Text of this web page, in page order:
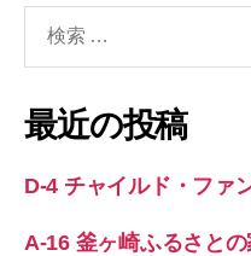
象:
最近の投稿
D-4 チャイルド・ファ
A-16 釜ヶ崎ふるさとの